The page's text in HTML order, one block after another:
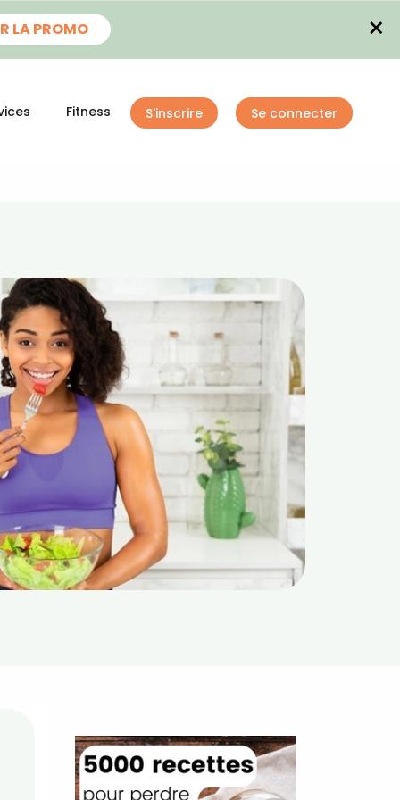
LA PROMO ×
Fitness S'inscrire Se connecter